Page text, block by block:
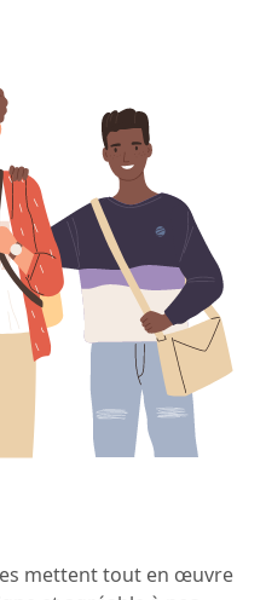
mettent tout en œuvre